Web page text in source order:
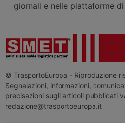
giornali e nelle piattaforme
© TrasportoEuropa - Riproduzione
Segnalazioni, informazioni,
precisazioni sugli articoli pubblicati
redazione@trasportoeuropa.it